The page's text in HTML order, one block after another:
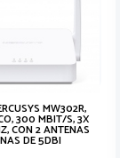
MW302R,
300 MBIT/S, 3X
CON 2 ANTENAS
DE 5DBI